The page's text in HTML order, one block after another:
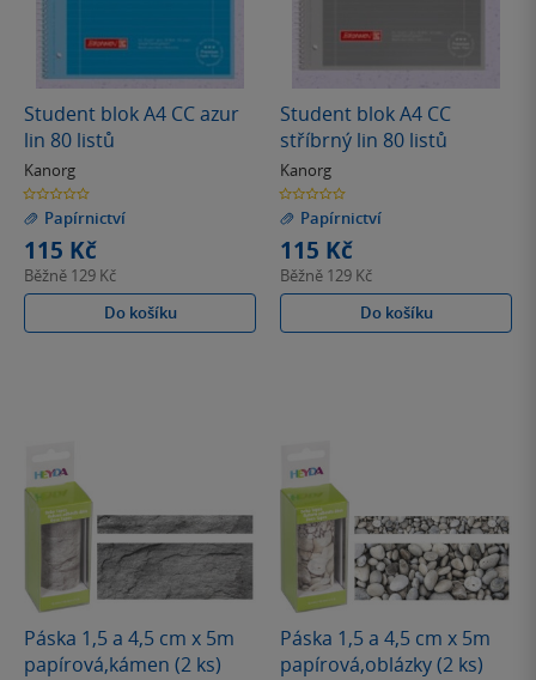
Student blok A4 CC azur
lin 80 listů
Kanorg
0.0
z
5
hvězdiček
Papírnictví
115 Kč
Běžně 129 Kč
Do košíku
Student blok A4 CC
stříbrný lin 80 listů
Kanorg
0.0
z
5
hvězdiček
Papírnictví
115 Kč
Běžně 129 Kč
Do košíku
Páska 1,5 a 4,5 cm x 5m
papírová,kámen (2 ks)
Páska 1,5 a 4,5 cm x 5m
papírová,oblázky (2 ks)